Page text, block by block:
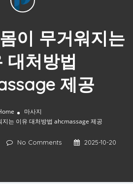
이 무거워지는
대처방법
제공
마사지
지는 이유 대처방법 ahcmassage 제공
No Comments 2025-10-20